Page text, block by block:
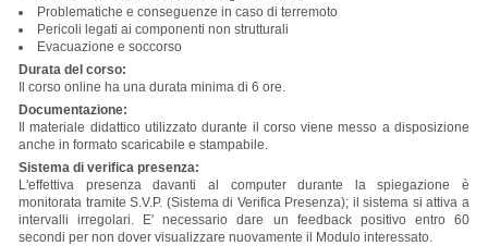
Problematiche e conseguenze in caso di terremoto
Pericoli legati ai componenti non strutturali
Evacuazione e soccorso
Durata del corso:
Il corso online ha una durata minima di 6 ore.
Documentazione:
Il materiale didattico utilizzato durante il corso viene messo a disposizione
anche in formato scaricabile e stampabile.
Sistema di verifica presenza:
L'effettiva presenza davanti al computer durante la spiegazione è
monitorata tramite S.V.P. (Sistema di Verifica Presenza); il sistema si attiva a
intervalli irregolari. E' necessario dare un feedback positivo entro 60
secondi per non dover visualizzare nuovamente il Modulo interessato.